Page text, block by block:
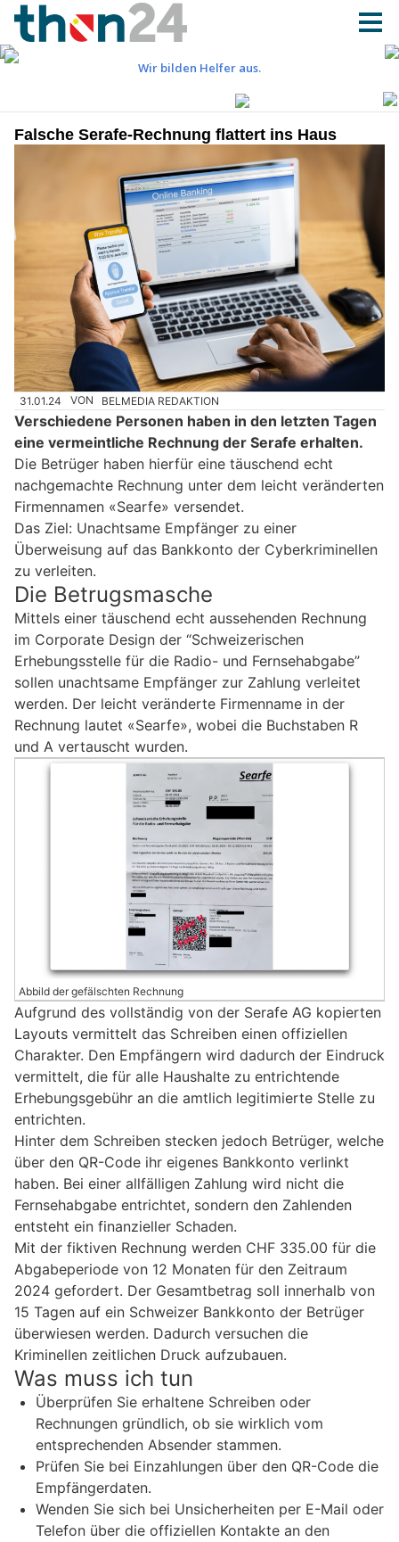
Falsche Serafe-Rechnung flattert ins Haus
31.01.24 VON BELMEDIA REDAKTION
Verschiedene Personen haben in den letzten Tagen
eine vermeintliche Rechnung der Serafe erhalten.
Die Betrüger haben hierfür eine täuschend echt
nachgemachte Rechnung unter dem leicht veränderten
Firmennamen «Searfe» versendet.
Das Ziel: Unachtsame Empfänger zu einer
Überweisung auf das Bankkonto der Cyberkriminellen
zu verleiten.
Die Betrugsmasche
Mittels einer täuschend echt aussehenden Rechnung
im Corporate Design der “Schweizerischen
Erhebungsstelle für die Radio- und Fernsehabgabe”
sollen unachtsame Empfänger zur Zahlung verleitet
werden. Der leicht veränderte Firmenname in der
Rechnung lautet «Searfe», wobei die Buchstaben R
und A vertauscht wurden.
Abbild der gefälschten Rechnung
Aufgrund des vollständig von der Serafe AG kopierten
Layouts vermittelt das Schreiben einen offiziellen
Charakter. Den Empfängern wird dadurch der Eindruck
vermittelt, die für alle Haushalte zu entrichtende
Erhebungsgebühr an die amtlich legitimierte Stelle zu
entrichten.
Hinter dem Schreiben stecken jedoch Betrüger, welche
über den QR-Code ihr eigenes Bankkonto verlinkt
haben. Bei einer allfälligen Zahlung wird nicht die
Fernsehabgabe entrichtet, sondern den Zahlenden
entsteht ein finanzieller Schaden.
Mit der fiktiven Rechnung werden CHF 335.00 für die
Abgabeperiode von 12 Monaten für den Zeitraum
2024 gefordert. Der Gesamtbetrag soll innerhalb von
15 Tagen auf ein Schweizer Bankkonto der Betrüger
überwiesen werden. Dadurch versuchen die
Kriminellen zeitlichen Druck aufzubauen.
Was muss ich tun
Überprüfen Sie erhaltene Schreiben oder
Rechnungen gründlich, ob sie wirklich vom
entsprechenden Absender stammen.
Prüfen Sie bei Einzahlungen über den QR-Code die
Empfängerdaten.
Wenden Sie sich bei Unsicherheiten per E-Mail oder
Telefon über die offiziellen Kontakte an den